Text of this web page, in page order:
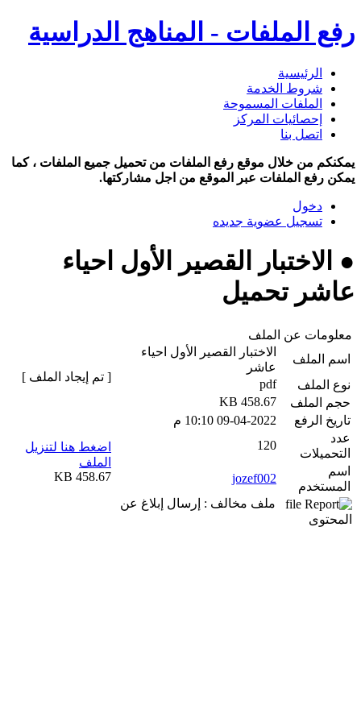
رفع الملفات - المناهج الدراسية
الرئيسية
شروط الخدمة
الملفات المسموحة
إحصائيات المركز
اتصل بنا
يمكنكم من خلال موقع رفع الملفات من تحميل جميع الملفات ، كما
يمكن رفع الملفات عبر الموقع من اجل مشاركتها.
دخول
تسجيل عضوية جديده
● الاختبار القصير الأول احياء
عاشر تحميل
معلومات عن الملف
اسم الملف
الاختبار القصير الأول احياء
عاشر
نوع الملف
pdf
حجم الملف
458.67 KB
تاريخ الرفع
09-04-2022 10:10 م
عدد
التحميلات
120
اسم
المستخدم
jozef002
ملف مخالف : إرسال إبلاغ عن
المحتوى
[ تم إيجاد الملف ]
اضغط هنا لتنزيل
الملف
458.67 KB